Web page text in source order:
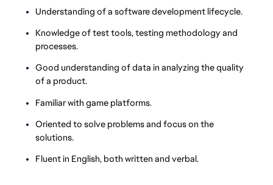
Understanding of a software development lifecycle.
Knowledge of test tools, testing methodology and
processes.
Good understanding of data in analyzing the quality
of a product.
Familiar with game platforms.
Oriented to solve problems and focus on the
solutions.
Fluent in English, both written and verbal.